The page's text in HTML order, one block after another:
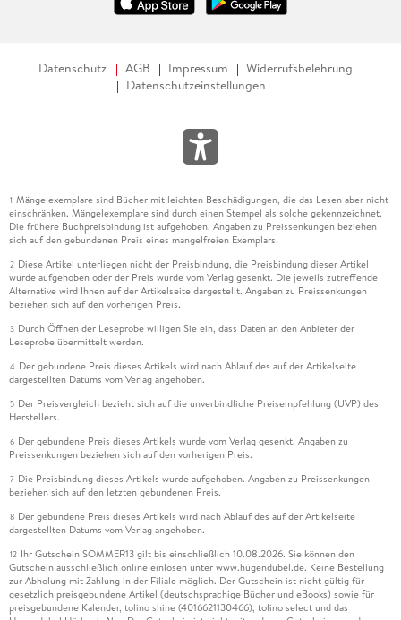
Datenschutz AGB Impressum
Widerrufsbelehrung
Datenschutzeinstellungen
1 Mängelexemplare sind Bücher mit leichten Beschädigungen, die das Lesen aber nicht
einschränken. Mängelexemplare sind durch einen Stempel als solche gekennzeichnet.
Die frühere Buchpreisbindung ist aufgehoben. Angaben zu Preissenkungen beziehen
sich auf den gebundenen Preis eines mangelfreien Exemplars.
2 Diese Artikel unterliegen nicht der Preisbindung, die Preisbindung dieser Artikel
wurde aufgehoben oder der Preis wurde vom Verlag gesenkt. Die jeweils zutreffende
Alternative wird Ihnen auf der Artikelseite dargestellt. Angaben zu Preissenkungen
beziehen sich auf den vorherigen Preis.
3 Durch Öffnen der Leseprobe willigen Sie ein, dass Daten an den Anbieter der
Leseprobe übermittelt werden.
4 Der gebundene Preis dieses Artikels wird nach Ablauf des auf der Artikelseite
dargestellten Datums vom Verlag angehoben.
5 Der Preisvergleich bezieht sich auf die unverbindliche Preisempfehlung (UVP) des
Herstellers.
6 Der gebundene Preis dieses Artikels wurde vom Verlag gesenkt. Angaben zu
Preissenkungen beziehen sich auf den vorherigen Preis.
7 Die Preisbindung dieses Artikels wurde aufgehoben. Angaben zu Preissenkungen
beziehen sich auf den letzten gebundenen Preis.
8 Der gebundene Preis dieses Artikels wird nach Ablauf des auf der Artikelseite
dargestellten Datums vom Verlag angehoben.
12 Ihr Gutschein SOMMER13 gilt bis einschließlich 10.08.2026. Sie können den
Gutschein ausschließlich online einlösen unter www.hugendubel.de. Keine Bestellung
zur Abholung mit Zahlung in der Filiale möglich. Der Gutschein ist nicht gültig für
gesetzlich preisgebundene Artikel (deutschsprachige Bücher und eBooks) sowie für
preisgebundene Kalender, tolino shine (4016621130466), tolino select und das